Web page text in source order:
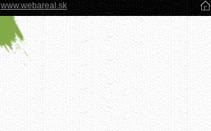
www.webareal.sk